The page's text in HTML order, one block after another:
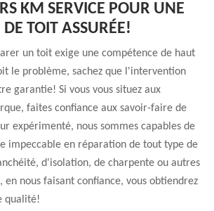
KM SERVICE POUR UNE
TOIT ASSURÉE!
un toit exige une compétence de haut
le problème, sachez que l'intervention
garantie! Si vous vous situez aux
faites confiance aux savoir-faire de
expérimenté, nous sommes capables de
impeccable en réparation de tout type de
d'isolation, de charpente ou autres
nous faisant confiance, vous obtiendrez
qualité!